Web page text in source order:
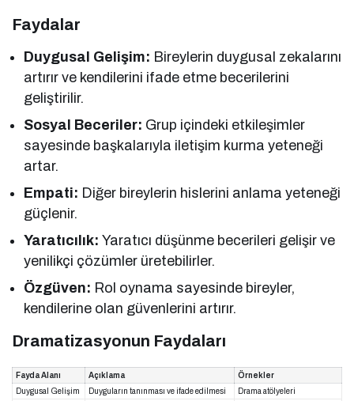
Faydalar
Duygusal Gelişim: Bireylerin duygusal zekalarını
artırır ve kendilerini ifade etme becerilerini
geliştirilir.
Sosyal Beceriler: Grup içindeki etkileşimler
sayesinde başkalarıyla iletişim kurma yeteneği
artar.
Empati: Diğer bireylerin hislerini anlama yeteneği
güçlenir.
Yaratıcılık: Yaratıcı düşünme becerileri gelişir ve
yenilikçi çözümler üretebilirler.
Özgüven: Rol oynama sayesinde bireyler,
kendilerine olan güvenlerini artırır.
Dramatizasyonun Faydaları
Fayda Alanı Açıklama
Örnekler
Duygusal Gelişim
Duyguların tanınması ve ifade edilmesi
Drama atölyeleri